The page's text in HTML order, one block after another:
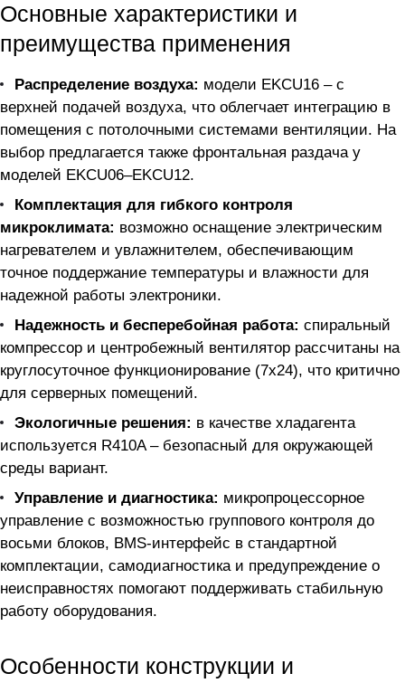
Основные характеристики и
преимущества применения
Распределение воздуха: модели EKCU16 – с
верхней подачей воздуха, что облегчает интеграцию в
помещения с потолочными системами вентиляции. На
выбор предлагается также фронтальная раздача у
моделей EKCU06–EKCU12.
Комплектация для гибкого контроля
микроклимата: возможно оснащение электрическим
нагревателем и увлажнителем, обеспечивающим
точное поддержание температуры и влажности для
надежной работы электроники.
Надежность и бесперебойная работа: спиральный
компрессор и центробежный вентилятор рассчитаны на
круглосуточное функционирование (7x24), что критично
для серверных помещений.
Экологичные решения: в качестве хладагента
используется R410A – безопасный для окружающей
среды вариант.
Управление и диагностика: микропроцессорное
управление с возможностью группового контроля до
восьми блоков, BMS-интерфейс в стандартной
комплектации, самодиагностика и предупреждение о
неисправностях помогают поддерживать стабильную
работу оборудования.
Особенности конструкции и